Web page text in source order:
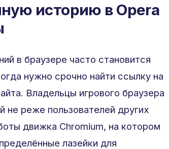
историю в Opera
в браузере часто становится
нужно срочно найти ссылку на
Владельцы игрового браузера
не реже пользователей других
движка Chromium, на котором
лазейки для